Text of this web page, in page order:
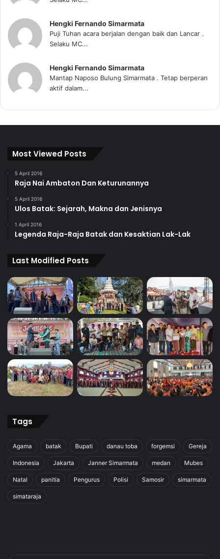
Hengki Fernando Simarmata
Puji Tuhan acara berjalan dengan baik dan Lancar .
Selaku MC...
Hengki Fernando Simarmata
Mantap Naposo Bulung Simarmata . Tetap berperan
aktif dalam...
Most Viewed Posts
5 April 2016
Raja Nai Ambaton Dan Keturunannya
5 April 2016
Ulos Batak: Sejarah, Makna dan Jenisnya
1 April 2016
Legenda Raja-Raja Batak dan Kesaktian Lak-Lak
Last Modified Posts
Tags
Agama batak Bupati danau toba forgemsi Gereja
Indonesia Jakarta Janner Simarmata medan Mubes
Natal panitia Pengurus Polisi Samosir simarmata
simataraja